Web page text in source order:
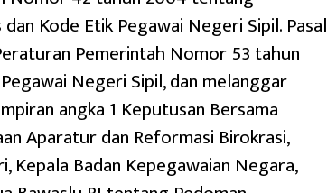
dan Kode Etik Pegawai Negeri Sipil. Pasal
Pemerintah Nomor 53 tahun
Negeri Sipil, dan melanggar
angka 1 Keputusan Bersama
Aparatur dan Reformasi Birokrasi,
Kepala Badan Kepegawaian Negara,